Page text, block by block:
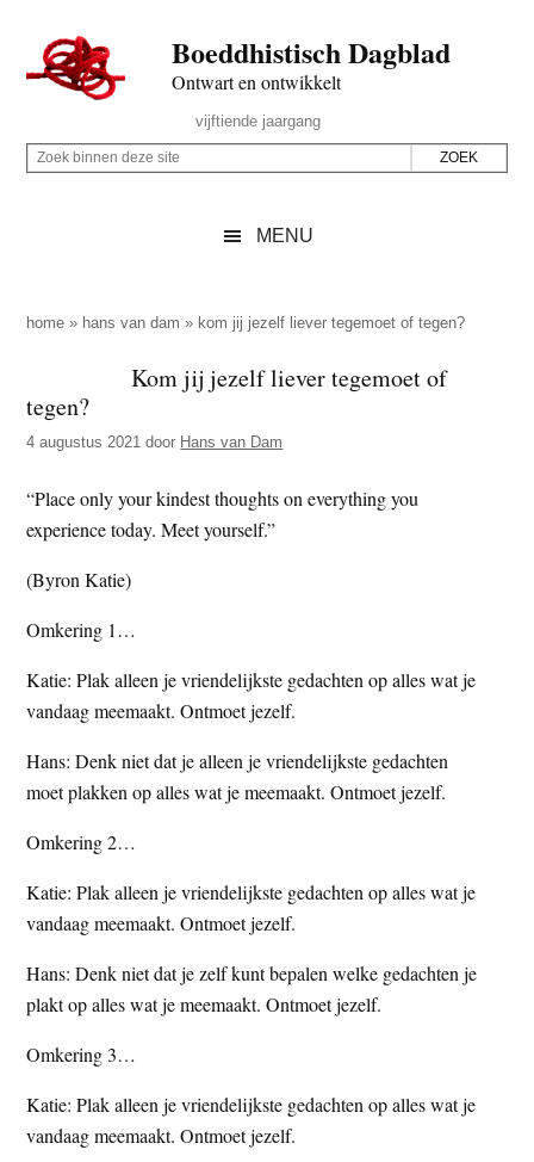
naar
de
inhoud
secondary
naar
de
sidebar
naar
de
Boeddhistisch Dagblad
Ontwart en ontwikkelt
Rechts
vijftiende jaargang
Z
p
e
z
e
s
i
e
Z
i
e
n
e
z
s
i
e
MENU
home » hans van dam » kom jij jezelf liever tegemoet of tegen?
Kom jij jezelf liever tegemoet of
tegen?
4 augustus 2021 door Hans van Dam
“Place only your kindest thoughts on everything you
experience today. Meet yourself.”
(Byron Katie)
Omkering 1…
Katie: Plak alleen je vriendelijkste gedachten op alles wat je
vandaag meemaakt. Ontmoet jezelf.
Hans: Denk niet dat je alleen je vriendelijkste gedachten
moet plakken op alles wat je meemaakt. Ontmoet jezelf.
Omkering 2…
Katie: Plak alleen je vriendelijkste gedachten op alles wat je
vandaag meemaakt. Ontmoet jezelf.
Hans: Denk niet dat je zelf kunt bepalen welke gedachten je
plakt op alles wat je meemaakt. Ontmoet jezelf.
Omkering 3…
Katie: Plak alleen je vriendelijkste gedachten op alles wat je
vandaag meemaakt. Ontmoet jezelf.